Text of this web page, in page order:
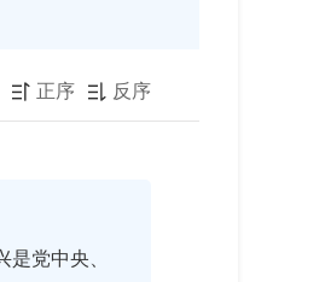
 正序  反序
党中央、